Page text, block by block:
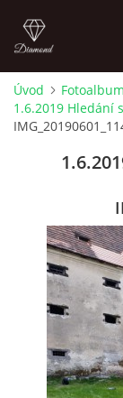
LETNÍ KINO NA
FOTOALBUM
Úvod
Fotoalbum
1.6.2019 Hledání